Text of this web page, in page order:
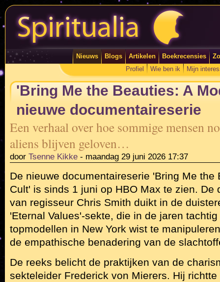
Nieuws Blogs Artikelen Boekrecensies
Profiel
Wie ben ik Mijn
'Bring Me the Beauties: A
nieuwe documentaireserie
Een verhaal over hoe sommige mensen
aliens blijven geloven…
door Tsenne Kikke - maandag 29 juni 2026 17:37
De nieuwe documentaireserie 'Bring Me the
Cult' is sinds 1 juni op HBO Max te zien. De
van regisseur Chris Smith duikt in de
'Eternal Values'-sekte, die in de jaren
topmodellen in New York wist te
de empathische benadering van de
De reeks belicht de praktijken van de
sekteleider Frederick von Mierers. Hij